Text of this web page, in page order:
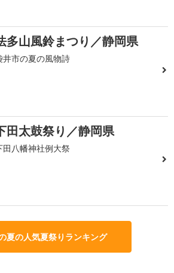
多山風鈴まつり／静岡県
井市の夏の風物詩
田太鼓祭り／静岡県
田八幡神社例大祭
夏の人気夏祭りランキング